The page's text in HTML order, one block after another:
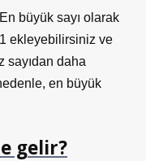
büyük sayı olarak
ekleyebilirsiniz ve
sayıdan daha
en büyük
gelir?